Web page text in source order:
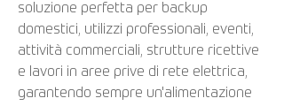
soluzione perfetta per backup
domestici, utilizzi professionali, eventi,
attività commerciali, strutture ricettive
e lavori in aree prive di rete elettrica,
garantendo sempre un'alimentazione